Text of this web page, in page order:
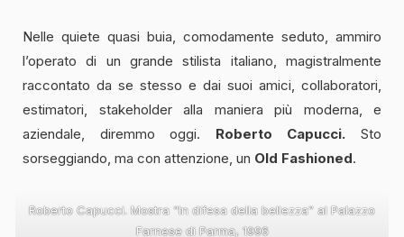
Nelle quiete quasi buia, comodamente seduto, ammiro
l’operato di un grande stilista italiano, magistralmente
raccontato da se stesso e dai suoi amici, collaboratori,
estimatori, stakeholder alla maniera più moderna, e
aziendale, diremmo oggi. Roberto Capucci. Sto
sorseggiando, ma con attenzione, un Old Fashioned.
Roberto Capucci. Mostra “In difesa della bellezza” al Palazzo
Farnese di Parma, 1996